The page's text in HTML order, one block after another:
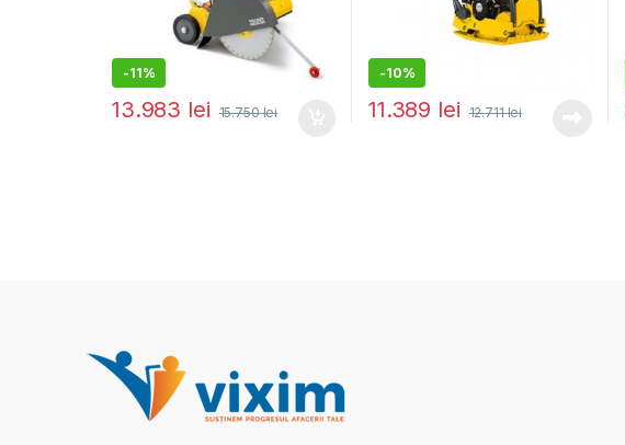
-11%
13.983 lei 15.750lei
-10%
11.389 lei 12.711lei